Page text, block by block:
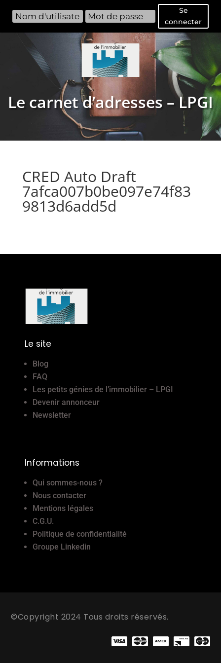
Se
connecter
Le carnet d’adresses – LPGI
CRED Auto Draft
7afca007b0be097e74f83
9813d6add5d
Le site
Blog
FAQ
Les petits génies de l’immobilier – LPGI
Devenir annonceur
Newsletter
Informations
Qui sommes-nous ?
Nous contacter
Mentions légales
C.G.U.
Politique de confidentialité
Groupe Linkedin
©Copyright 2024 Tous droits réservés.